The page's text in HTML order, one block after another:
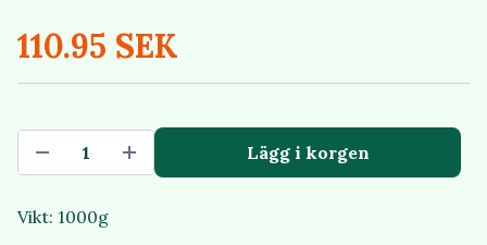
110.95 SEK
Lägg i korgen
Vikt: 1000g